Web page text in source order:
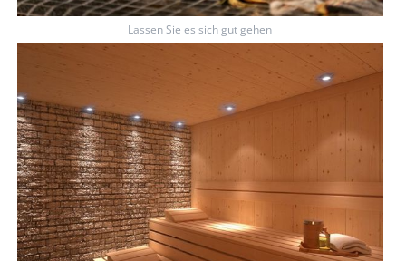
Lassen Sie es sich gut gehen